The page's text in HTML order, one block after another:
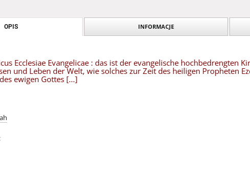
OPIS INFORMACJE
Ecclesiae Evangelicae : das ist der evangelische hochbedrengten
und Leben der Welt, wie solches zur Zeit des heiligen Propheten
ewigen Gottes [...]